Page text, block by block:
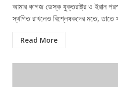
আমার কাগজ ডেস্ক যুক্তরাষ্ট্র ও ইরান
স্থগিত রাখলেও বিশ্লেষকদের মতে, তাতে
Read More